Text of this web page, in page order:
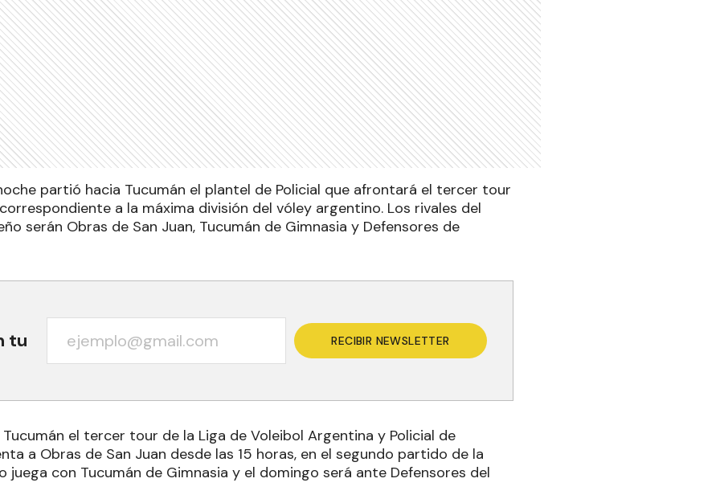
partió hacia Tucumán el plantel de Policial que afrontará el tercer tour
a la máxima división del vóley argentino. Los rivales del
serán Obras de San Juan, Tucumán de Gimnasia y Defensores de
tu RECIBIR NEWSLETTER
el tercer tour de la Liga de Voleibol Argentina y Policial de
a Obras de San Juan desde las 15 horas, en el segundo partido de la
juega con Tucumán de Gimnasia y el domingo será ante Defensores del